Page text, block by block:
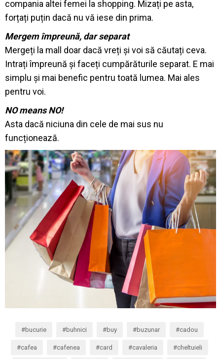
compania altei femei la shopping. Mizați pe asta,
forțați puțin dacă nu vă iese din prima.
Mergem împreună, dar separat
Mergeți la mall doar dacă vreți și voi să căutați ceva.
Intrați împreună și faceți cumpărăturile separat. E mai
simplu și mai benefic pentru toată lumea. Mai ales
pentru voi.
NO means NO!
Asta dacă niciuna din cele de mai sus nu
funcționează.
bucurie buhnici buy buzunar cadou
cafea cafenea card cavaleria cheltuieli